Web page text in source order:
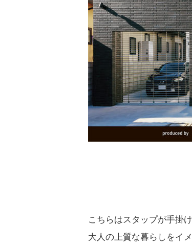
こちらはスタップが手掛
大人の上質な暮らしをイ